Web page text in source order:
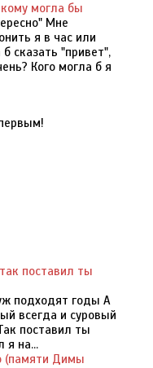
могла бы
Мне
я в час или
сказать "привет",
Кого могла б я
поставил ты
подходят годы А
всегда и суровый
поставил ты
я на...
(памяти Димы